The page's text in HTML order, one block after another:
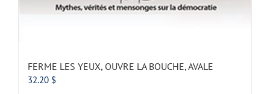
FERME LES YEUX, OUVRE LA BOUCHE, AVALE
32.20 $